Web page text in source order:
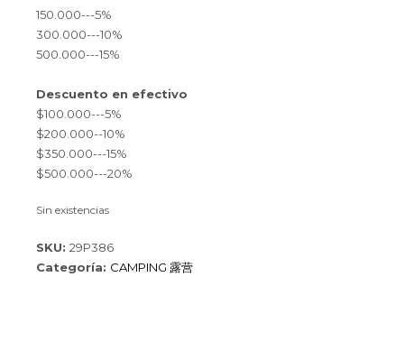
150.000---5%
300.000---10%
500.000---15%
Descuento en efectivo
$100.000---5%
$200.000--10%
$350.000---15%
$500.000---20%
Sin existencias
SKU: 29P386
Categoría: CAMPING 露营